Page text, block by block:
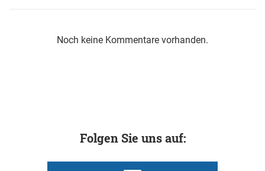
Noch keine Kommentare vorhanden.
Folgen Sie uns auf: